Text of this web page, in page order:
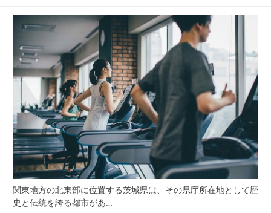
茎
手
最
前
線
と
相
談
文
化
の
進
化
関東地方の北東部に位置する茨城県は、その県庁所在地として歴
史と伝統を誇る都市があ…